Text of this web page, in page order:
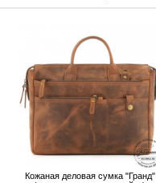
Кожаная деловая сумка "Гранд"